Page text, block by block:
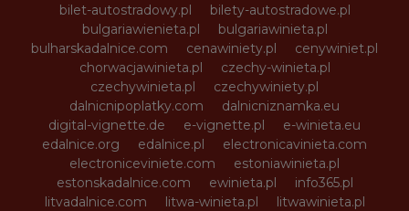
bilet-autostradowy.pl
bilety-autostradowe.pl
bulgariawienieta.pl
bulgariawinieta.pl
bulharskadalnice.com
cenawiniety.pl
cenywiniet.pl
chorwacjawinieta.pl
czechy-winieta.pl
czechywinieta.pl
czechywiniety.pl
dalnicnipoplatky.com
dalnicniznamka.eu
digital-vignette.de
e-vignette.pl
e-winieta.eu
edalnice.org
edalnice.pl
electronicavinieta.com
electroniceviniete.com
estoniawinieta.pl
estonskadalnice.com
ewinieta.pl
info365.pl
litvadalnice.com
litwa-winieta.pl
litwawinieta.pl